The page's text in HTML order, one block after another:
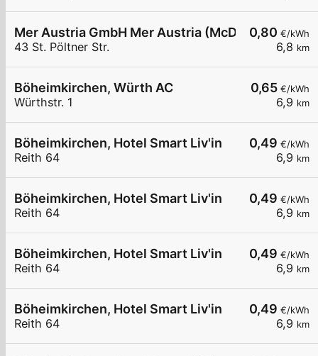
0,80 €/kWh
6,8 km
Mer Austria GmbH Mer Austria (McD) -
43 St. Pöltner Str.
0,65 €/kWh
6,9 km
Böheimkirchen, Würth AC
Würthstr. 1
0,49 €/kWh
6,9 km
Böheimkirchen, Hotel Smart Liv'in
Reith 64
0,49 €/kWh
6,9 km
Böheimkirchen, Hotel Smart Liv'in
Reith 64
0,49 €/kWh
6,9 km
Böheimkirchen, Hotel Smart Liv'in
Reith 64
0,49 €/kWh
6,9 km
Böheimkirchen, Hotel Smart Liv'in
Reith 64